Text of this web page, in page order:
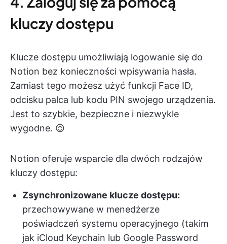
kluczy dostępu
Klucze dostępu umożliwiają logowanie się do
Notion bez konieczności wpisywania hasła.
Zamiast tego możesz użyć funkcji Face ID,
odcisku palca lub kodu PIN swojego urządzenia.
Jest to szybkie, bezpieczne i niezwykle
wygodne. 😌
Notion oferuje wsparcie dla dwóch rodzajów
kluczy dostępu:
Zsynchronizowane klucze dostępu:
przechowywane w menedżerze
poświadczeń systemu operacyjnego (takim
jak iCloud Keychain lub Google Password